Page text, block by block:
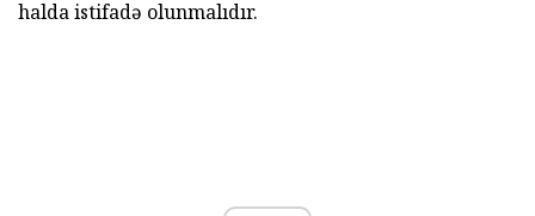
halda istifadə olunmalıdır.